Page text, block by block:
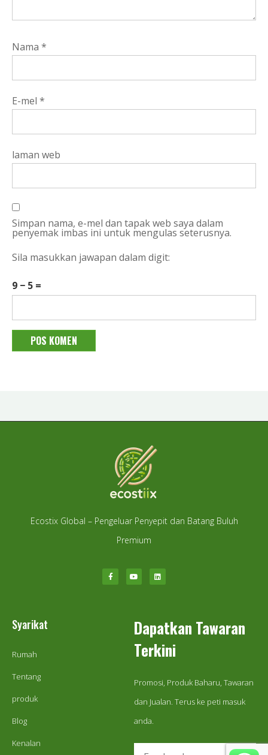
Nama *
E-mel *
laman web
Simpan nama, e-mel dan tapak web saya dalam
penyemak imbas ini untuk mengulas seterusnya.
Sila masukkan jawapan dalam digit:
9 − 5 =
Ecostix Global – Pengeluar Penyepit dan Batang Buluh
Premium
Syarikat
Rumah
Tentang
produk
Blog
Kenalan
Dapatkan Tawaran
Terkini
Promosi, Produk Baharu, Tawaran
dan Jualan. Terus ke peti masuk
anda.